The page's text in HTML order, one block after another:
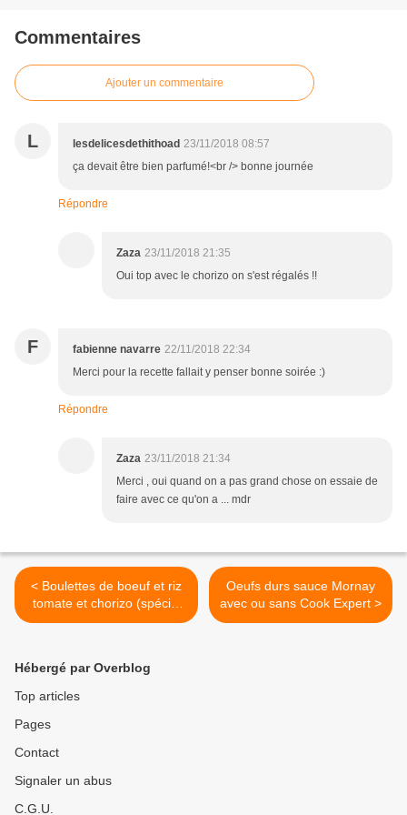
Commentaires
Ajouter un commentaire
L lesdelicesdethithoad 23/11/2018 08:57
ça devait être bien parfumé!<br /> bonne journée
Répondre
Zaza 23/11/2018 21:35
Oui top avec le chorizo on s'est régalés !!
F fabienne navarre 22/11/2018 22:34
Merci pour la recette fallait y penser bonne soirée :)
Répondre
Zaza 23/11/2018 21:34
Merci , oui quand on a pas grand chose on essaie de
faire avec ce qu'on a ... mdr
< Boulettes de boeuf et riz
tomate et chorizo (spécial
fin de mois)
Oeufs durs sauce Mornay
avec ou sans Cook Expert >
Hébergé par Overblog
Top articles
Pages
Contact
Signaler un abus
C.G.U.